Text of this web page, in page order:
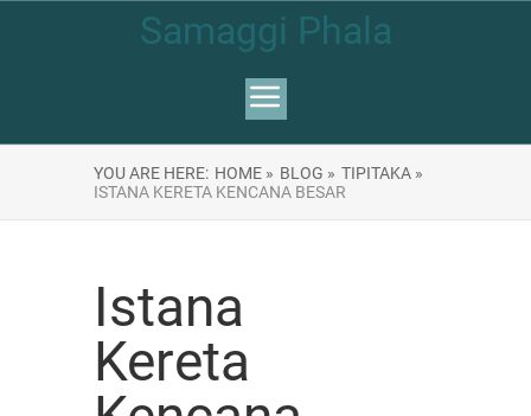
Samaggi Phala
YOU ARE HERE: HOME » BLOG » TIPITAKA »
ISTANA KERETA KENCANA BESAR
Istana
Kereta